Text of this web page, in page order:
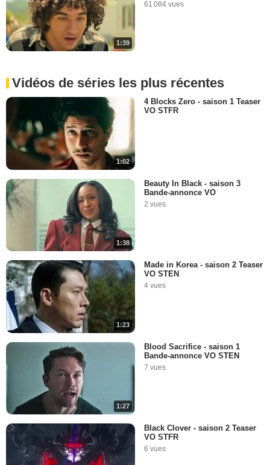
1:39
61 084 vues
Vidéos de séries les plus récentes
1:02
4 Blocks Zero - saison 1 Teaser
VO STFR
1:38
Beauty In Black - saison 3
Bande-annonce VO
2 vues
1:23
Made in Korea - saison 2 Teaser
VO STEN
4 vues
1:27
Blood Sacrifice - saison 1
Bande-annonce VO STEN
7 vues
Black Clover - saison 2 Teaser
VO STFR
6 vues